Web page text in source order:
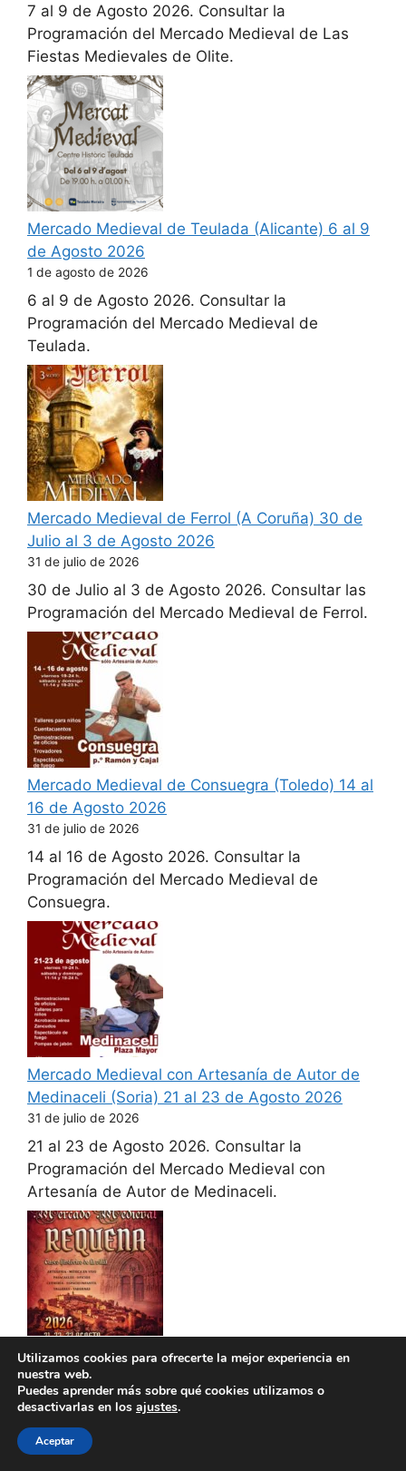
7 al 9 de Agosto 2026. Consultar la
Programación del Mercado Medieval de Las
Fiestas Medievales de Olite.
Mercado Medieval de Teulada (Alicante) 6 al 9
de Agosto 2026
1 de agosto de 2026
6 al 9 de Agosto 2026. Consultar la
Programación del Mercado Medieval de
Teulada.
Mercado Medieval de Ferrol (A Coruña) 30 de
Julio al 3 de Agosto 2026
31 de julio de 2026
30 de Julio al 3 de Agosto 2026. Consultar las
Programación del Mercado Medieval de Ferrol.
Mercado Medieval de Consuegra (Toledo) 14 al
16 de Agosto 2026
31 de julio de 2026
14 al 16 de Agosto 2026. Consultar la
Programación del Mercado Medieval de
Consuegra.
Mercado Medieval con Artesanía de Autor de
Medinaceli (Soria) 21 al 23 de Agosto 2026
31 de julio de 2026
21 al 23 de Agosto 2026. Consultar la
Programación del Mercado Medieval con
Artesanía de Autor de Medinaceli.
Mercado Medieval de Requena (Valencia) 21 al
23 de Agosto 2026
30 de julio de 2026
21 al 23 de Agosto 2026. Consultar la
Programación del Mercado Medieval de
Utilizamos cookies para ofrecerte la mejor experiencia en
nuestra web.
Puedes aprender más sobre qué cookies utilizamos o
desactivarlas en los ajustes.
Aceptar